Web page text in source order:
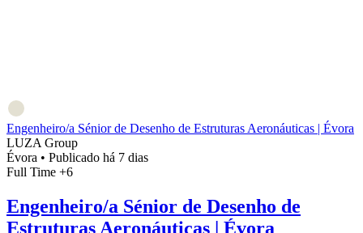
Engenheiro/a Sénior de Desenho de Estruturas Aeronáuticas | Évora
LUZA Group
Évora • Publicado há 7 dias
Full Time +6
Engenheiro/a Sénior de Desenho de
Estruturas Aeronáuticas | Évora